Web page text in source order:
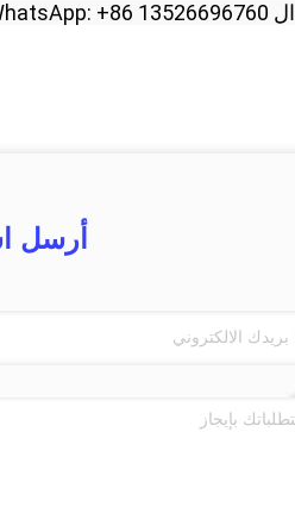
ال WhatsApp: +86 13526696760
أرسل